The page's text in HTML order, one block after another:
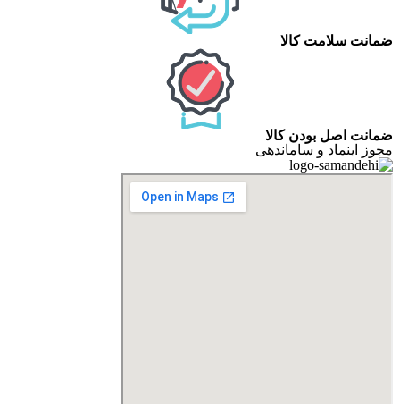
ضمانت سلامت کالا
ضمانت اصل بودن کالا
مجوز اینماد و ساماندهی